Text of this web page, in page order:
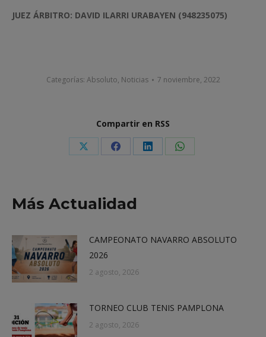
JUEZ ÁRBITRO: DAVID ILARRI URABAYEN (948235075)
Categorías: Absoluto, Noticias 7 noviembre, 2022
Compartir en RSS
Share Share Share Share
Más Actualidad
CAMPEONATO NAVARRO ABSOLUTO
2026
2 agosto, 2026
TORNEO CLUB TENIS PAMPLONA
2 agosto, 2026